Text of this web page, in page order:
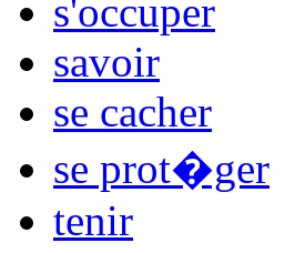
s'occuper
savoir
se cacher
se prot�ger
tenir